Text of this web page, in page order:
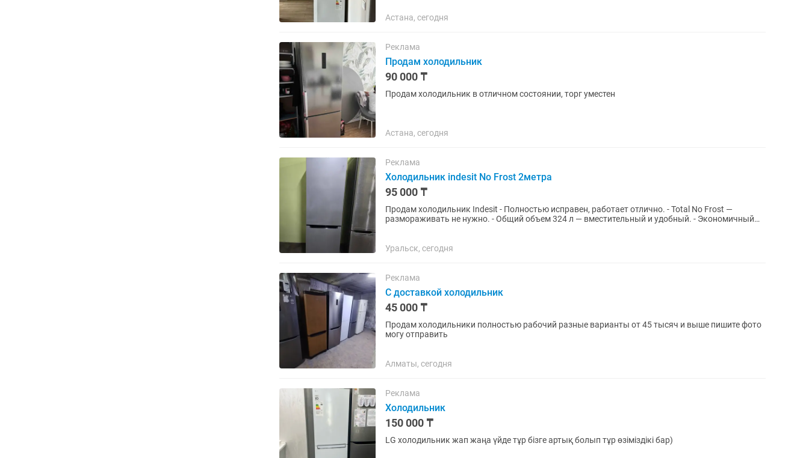
Астана, сегодня
Реклама
Продам холодильник
90 000 ₸
Продам холодильник в отличном состоянии, торг уместен
Астана, сегодня
Реклама
Холодильник indesit No Frost 2метра
95 000 ₸
Продам холодильник Indesit - Полностью исправен, работает отлично. - Total No Frost —
размораживать не нужно. - Общий объем 324 л — вместительный и удобный. - Экономичный
Уральск, сегодня
Реклама
С доставкой холодильник
45 000 ₸
Продам холодильники полностью рабочий разные варианты от 45 тысяч и выше пишите фото
могу отправить
Алматы, сегодня
Реклама
Холодильник
150 000 ₸
LG холодильник жап жаңа үйде тұр бізге артық болып тұр өзіміздікі бар)